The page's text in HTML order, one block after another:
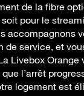
de la fibre
pour le
accompagnons
de service, et
Livebox Orange
l’arrêt
logement est